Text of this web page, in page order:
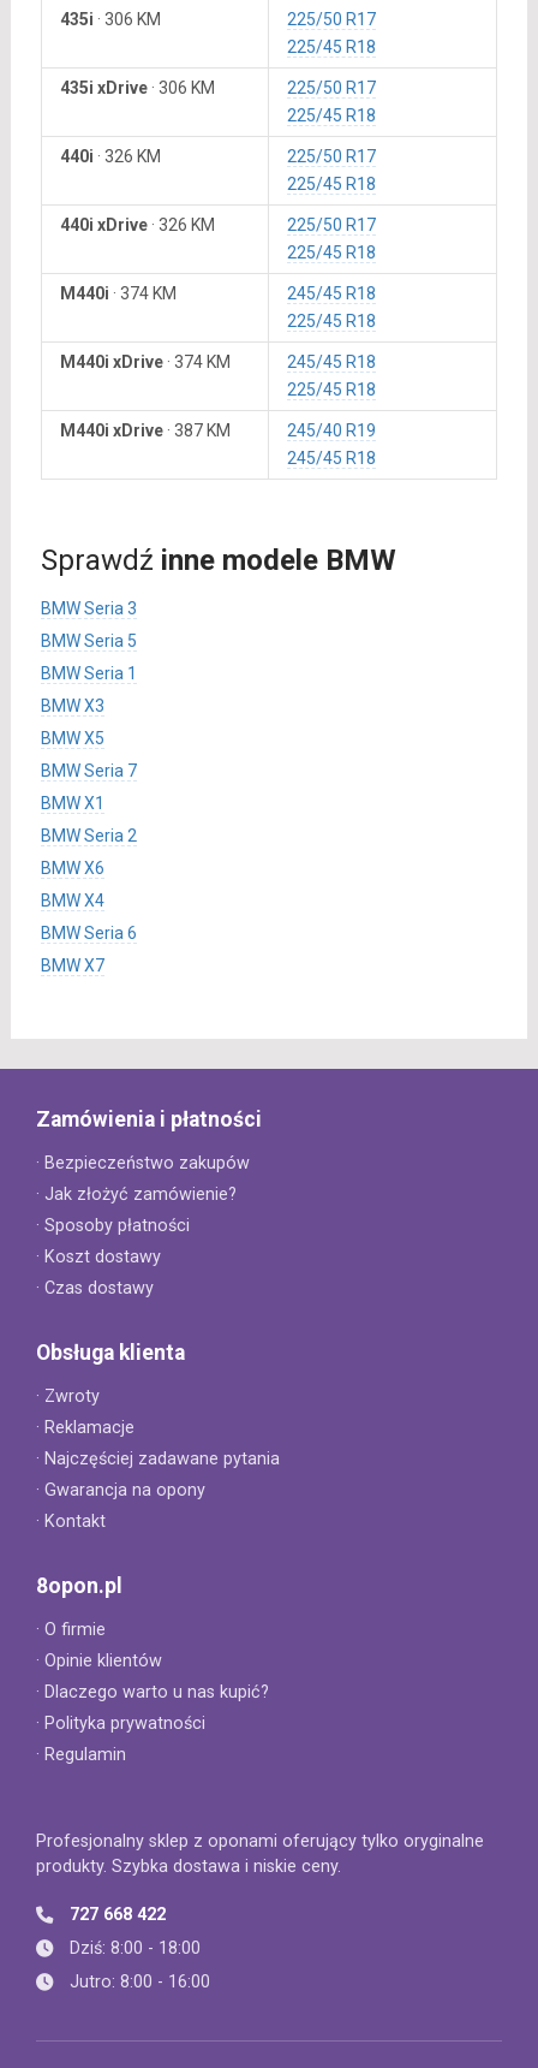
435i · 306 KM
225/50 R17
225/45 R18
435i xDrive· 306 KM
225/50 R17
225/45 R18
440i · 326 KM
225/50 R17
225/45 R18
440i xDrive· 326 KM
225/50 R17
225/45 R18
M440i · 374 KM
245/45 R18
225/45 R18
M440i xDrive· 374 KM
245/45 R18
225/45 R18
M440i xDrive· 387 KM
245/40 R19
245/45 R18
Sprawdź inne modele BMW
BMW Seria 3
BMW Seria 5
BMW Seria 1
BMW X3
BMW X5
BMW Seria 7
BMW X1
BMW Seria 2
BMW X6
BMW X4
BMW Seria 6
BMW X7
Zamówienia i płatności
· Bezpieczeństwo zakupów
· Jak złożyć zamówienie?
· Sposoby płatności
· Koszt dostawy
· Czas dostawy
Obsługa klienta
· Zwroty
· Reklamacje
· Najczęściej zadawane pytania
· Gwarancja na opony
· Kontakt
8opon.pl
· O firmie
· Opinie klientów
· Dlaczego warto u nas kupić?
· Polityka prywatności
· Regulamin
Profesjonalny sklep z oponami oferujący tylko oryginalne
produkty. Szybka dostawa i niskie ceny.
727 668 422
Dziś: 8:00 - 18:00
Jutro: 8:00 - 16:00